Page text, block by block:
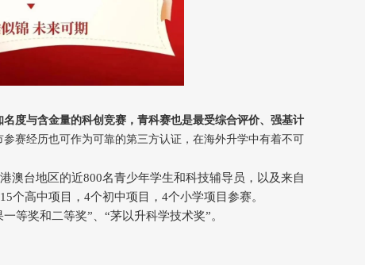
名度与含金量的科创竞赛，青科赛也是最受综合评价、强基计
赛经历也可作为可靠的第三方认证，在海外升学中有着不可
澳台地区的近800名青少年学生和科技辅导员，以及来自
个高中项目，4个初中项目，4个小学项目参赛。
等奖和二等奖”、“茅以升科学技术奖”。